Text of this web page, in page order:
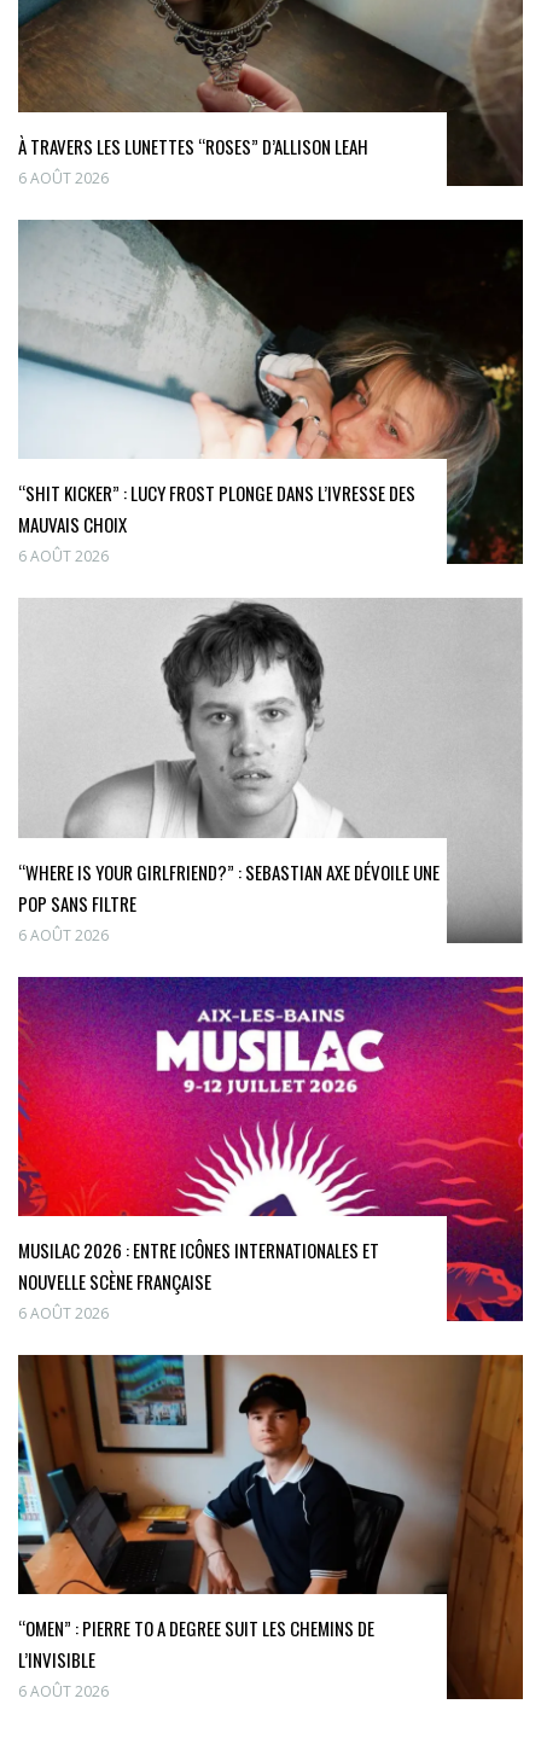
À TRAVERS LES LUNETTES “ROSES” D’ALLISON LEAH
6 AOÛT 2026
“SHIT KICKER” : LUCY FROST PLONGE DANS L’IVRESSE DES
MAUVAIS CHOIX
6 AOÛT 2026
“WHERE IS YOUR GIRLFRIEND?” : SEBASTIAN AXE DÉVOILE UNE
POP SANS FILTRE
6 AOÛT 2026
MUSILAC 2026 : ENTRE ICÔNES INTERNATIONALES ET
NOUVELLE SCÈNE FRANÇAISE
6 AOÛT 2026
“OMEN” : PIERRE TO A DEGREE SUIT LES CHEMINS DE
L’INVISIBLE
6 AOÛT 2026